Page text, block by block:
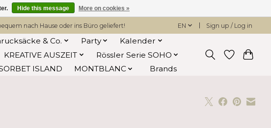
nach Hause oder ins Büro geliefert! EN Sign up / Log in
& Co. Party
Kalender
KREATIVE AUSZEIT
Rössler Serie SOHO
ISLAND MONTBLANC Brands
Hide this message More on cookies »